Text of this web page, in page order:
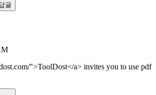
글
">ToolDost</a> invites you to use pdf